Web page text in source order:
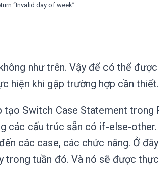
“Invalid day of week”
như trên. Vậy để có thể
hiện khi gặp trường hợp cần thiết.
tạo Switch Case Statement trong
các cấu trúc sẵn có if-else-
các case, các chức năng. Ở
trong tuần đó. Và nó sẽ được